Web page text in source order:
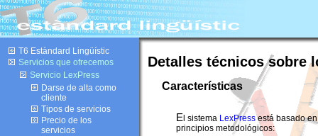
T6 Estàndard Lingüístic
Servicios que ofrecemos
Servicio LexPress
Darse de alta como
cliente
Tipos de servicios
Precio de los
servicios
Detalles técnicos sobre
Características
E l sistema LexPressestá basado
principios metodológicos: